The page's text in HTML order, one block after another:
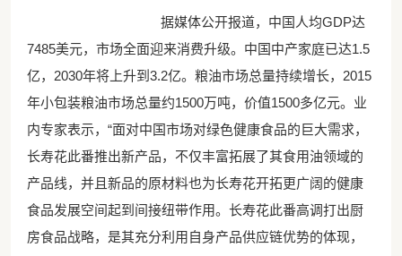
据媒体公开报道，中国人均GDP达
7485美元，市场全面迎来消费升级。中国中产家庭已达1.5
亿，2030年将上升到3.2亿。粮油市场总量持续增长，2015
年小包装粮油市场总量约1500万吨，价值1500多亿元。业
内专家表示，“面对中国市场对绿色健康食品的巨大需求，
长寿花此番推出新产品，不仅丰富拓展了其食用油领域的
产品线，并且新品的原材料也为长寿花开拓更广阔的健康
食品发展空间起到间接纽带作用。长寿花此番高调打出厨
房食品战略，是其充分利用自身产品供应链优势的体现，